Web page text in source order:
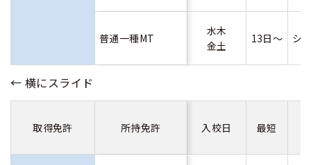
普通一種MT
水木
金土
13日～ シ
取得免許 所持免許 入校日 最短